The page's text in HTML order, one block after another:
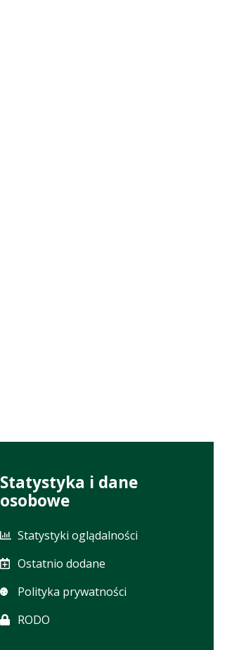
Statystyka i dane
osobowe
Statystyki oglądalności
Ostatnio dodane
Polityka prywatności
RODO